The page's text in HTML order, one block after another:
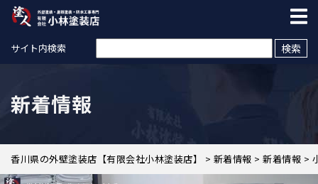
サイト内検索
新着情報
香川県の外壁塗装店【有限会社小林塗装店】 > 新着情報 > 新着情報 >